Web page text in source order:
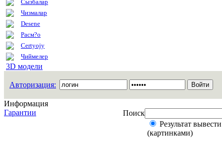
Сызбалар
Чизмалар
Desene
Расм?о
Certyojy
Чиймелер
3D модели
Авторизация:
Информация
Гарантии
Поиск
Результат
(картинками)